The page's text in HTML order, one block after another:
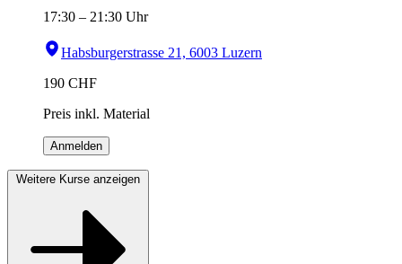
17:30 – 21:30 Uhr
Habsburgerstrasse 21, 6003 Luzern
190 CHF
Preis inkl. Material
Anmelden
Weitere Kurse anzeigen